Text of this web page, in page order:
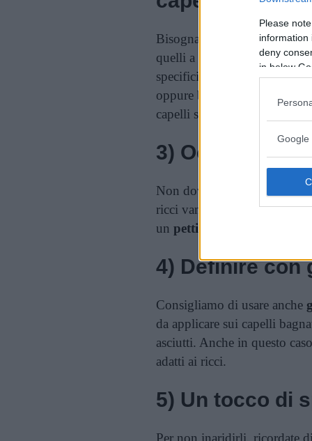
Please
information
deny
in below
Google
Bisogna poi usare uno
quelli a base di
semi di lino.
specifici per
capelli ricci, ad
oppure balsami
capelli si asciughino.
3) Occhio alla
Non dovete mai pettinare i
ricci vanno sempre pettinati
un pettine a denti larghi e di
4) Definire con
Consigliamo di usare anche
da applicare sui capelli
asciutti. Anche in questo
adatti ai ricci.
5) Un tocco di
Per non inaridirli, ricordate